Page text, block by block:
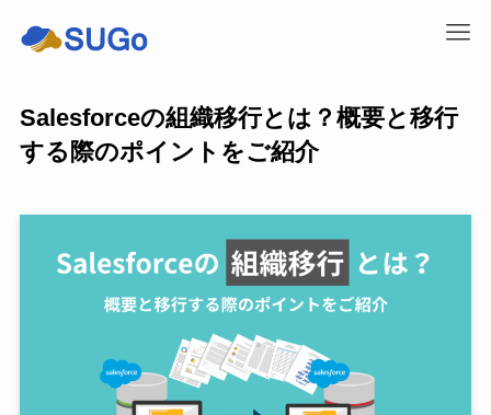
Salesforceの組織移行とは？概要と移行
する際のポイントをご紹介